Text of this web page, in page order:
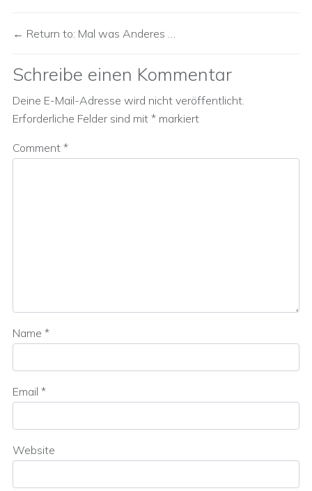
Return to: Mal was Anderes …
Schreibe einen Kommentar
Deine E-Mail-Adresse wird nicht veröffentlicht.
Erforderliche Felder sind mit * markiert
Comment *
Name *
Email *
Website